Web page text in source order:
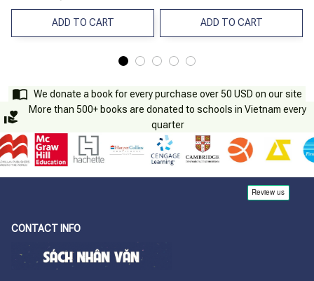
ADD TO CART ADD TO CART
We donate a book for every purchase over 50 USD on our site
More than 500+ books are donated to schools in Vietnam every
quarter
CONTACT INFO